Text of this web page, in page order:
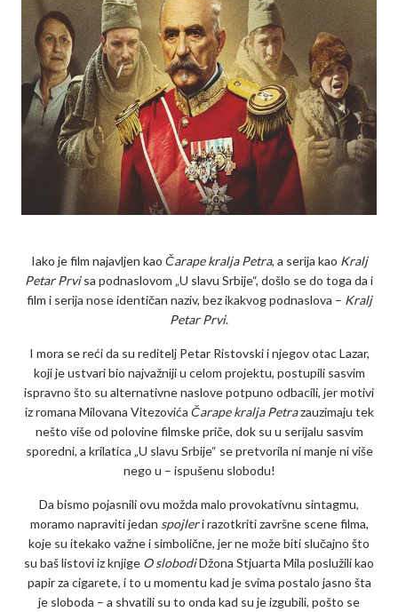
Iako je film najavljen kao Čarape kralja Petra, a serija kao Kralj
Petar Prvisa podnaslovom „U slavu Srbije“, došlo se do toga da i
film i serija nose identičan naziv, bez ikakvog podnaslova – Kralj
Petar Prvi.
I mora se reći da su reditelj Petar Ristovski i njegov otac Lazar,
koji je ustvari bio najvažniji u celom projektu, postupili sasvim
ispravno što su alternativne naslove potpuno odbacili, jer motivi
iz romana Milovana Vitezovića Čarape kralja Petrazauzimaju tek
nešto više od polovine filmske priče, dok su u serijalu sasvim
sporedni, a krilatica „U slavu Srbije“ se pretvorila ni manje ni više
nego u – ispušenu slobodu!
Da bismo pojasnili ovu možda malo provokativnu sintagmu,
moramo napraviti jedan spojleri razotkriti završne scene filma,
koje su itekako važne i simbolične, jer ne može biti slučajno što
su baš listovi iz knjige O slobodiDžona Stjuarta Mila poslužili kao
papir za cigarete, i to u momentu kad je svima postalo jasno šta
je sloboda – a shvatili su to onda kad su je izgubili, pošto se